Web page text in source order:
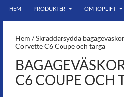
bar himmel
HEM
PRODUKTER OM TOPLIFT
Hem /Skräddarsydda bagageväskor
Corvette C6 Coupe och targa
C6 COUPE OCH